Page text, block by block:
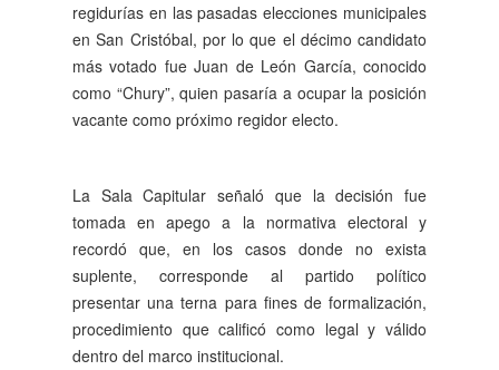
regidurías en las pasadas elecciones municipales
en San Cristóbal, por lo que el décimo candidato
más votado fue Juan de León García, conocido
como “Chury”, quien pasaría a ocupar la posición
vacante como próximo regidor electo.
La Sala Capitular señaló que la decisión fue
tomada en apego a la normativa electoral y
recordó que, en los casos donde no exista
suplente, corresponde al partido político
presentar una terna para fines de formalización,
procedimiento que calificó como legal y válido
dentro del marco institucional.